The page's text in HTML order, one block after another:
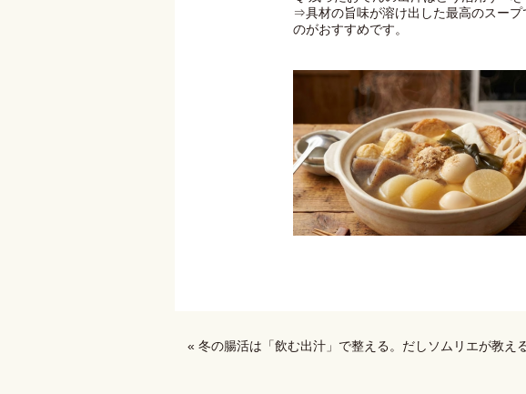
⇒具材の旨味が溶け出した最高のスー
のがおすすめです。
« 冬の腸活は「飲む出汁」で整える。だしソムリエが教え